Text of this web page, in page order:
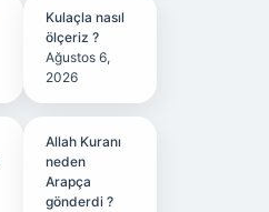
Kulaçla nasıl
ölçeriz ?
Ağustos 6,
2026
Allah Kuranı
neden
Arapça
gönderdi ?